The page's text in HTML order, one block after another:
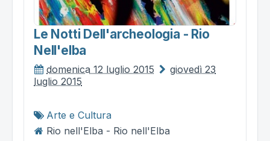
Le Notti Dell'archeologia - Rio
Nell'elba
domenica 12 luglio 2015
giovedì 23
luglio 2015
Arte e Cultura
Rio nell'Elba - Rio nell'Elba